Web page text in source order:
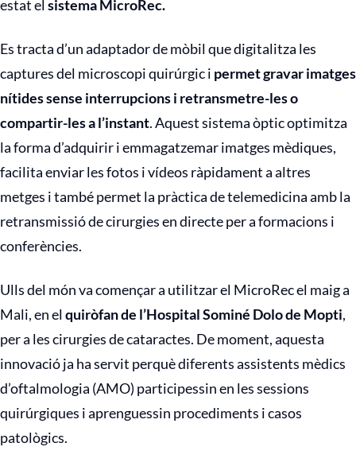
estat elsistema MicroRec.
Es tracta d’un adaptador de mòbil que digitalitza les
captures del microscopi quirúrgic i permet gravar imatges
nítides sense interrupcions i retransmetre-les o
compartir-les a l’instant. Aquest sistema òptic optimitza
la forma d’adquirir i emmagatzemar imatges mèdiques,
facilita enviar les fotos i vídeos ràpidament a altres
metges i també permet la pràctica de telemedicina amb la
retransmissió de cirurgies en directe per a formacions i
conferències.
Ulls del món va començar a utilitzar el MicroRec el maig a
Mali, en elquiròfan de l’Hospital Sominé Dolo de Mopti,
per a les cirurgies de cataractes. De moment, aquesta
innovació ja ha servit perquè diferents assistents mèdics
d’oftalmologia (AMO) participessin en les sessions
quirúrgiques i aprenguessin procediments i casos
patològics.